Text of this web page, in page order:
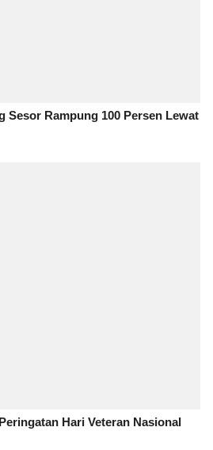
Sesor Rampung 100 Persen Lewat
Hari Veteran Nasional